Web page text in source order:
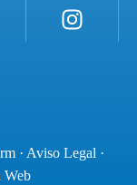
· Aviso Legal ·
Web